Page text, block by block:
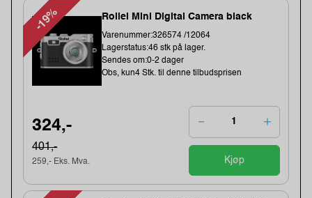
-19% Rollei Mini Digital Camera black
Varenummer:326574 /12064
Lagerstatus:46 stk på lager.
Sendes om:0-2 dager
Obs, kun4 Stk. til denne tilbudsprisen
324,-
401,-
259,- Eks. Mva. Kjøp